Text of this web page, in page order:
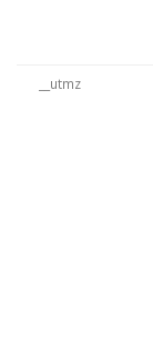
__utmz